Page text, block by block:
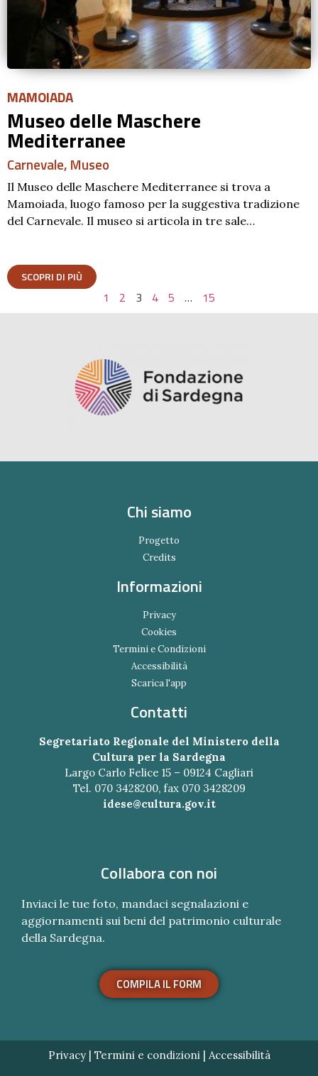
MAMOIADA
Museo delle Maschere
Mediterranee
Carnevale, Museo
Il Museo delle Maschere Mediterranee si trova a
Mamoiada, luogo famoso per la suggestiva tradizione
del Carnevale. Il museo si articola in tre sale…
SCOPRI DI PIÙ
1 2 3 4 5 … 15
Chi siamo
Progetto
Credits
Informazioni
Privacy
Cookies
Termini e Condizioni
Accessibilità
Scarica l'app
Contatti
Segretariato Regionale del Ministero della
Cultura per la Sardegna
Largo Carlo Felice 15 – 09124 Cagliari
Tel. 070 3428200, fax 070 3428209
idese@cultura.gov.it
Collabora con noi
Inviaci le tue foto, mandaci segnalazioni e
aggiornamenti sui beni del patrimonio culturale
della Sardegna.
COMPILA IL FORM
Privacy| Termini e condizioni| Accessibilità